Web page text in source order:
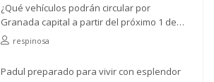
¿Qué vehículos podrán circular por
Granada capital a partir del próximo 1 de
abril?respinosa
Padul preparado para vivir con esplendor